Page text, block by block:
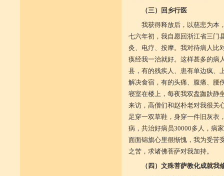
（三）回乡行医
我获得释放后，以慈悲为本
七六年初，我自愿回浙江省三门
灸、电疗、按摩。我对待病人比
痪经我一治就好。这样甚多的病
县，有的残疾人、患有单边疯、
解决食宿，有的头痛、腹痛、腰
寝室在楼上，每夜我双盘跏趺静
来访，高僧们和赵朴老对我很关
足穿一双草鞋，身穿一件旧灰衣
病，共治好病员30000多人，病
面面锦旗心里很惭愧，我为受苦
之苦，求诸佛菩萨对我加持。
（四）文殊菩萨教化成就我